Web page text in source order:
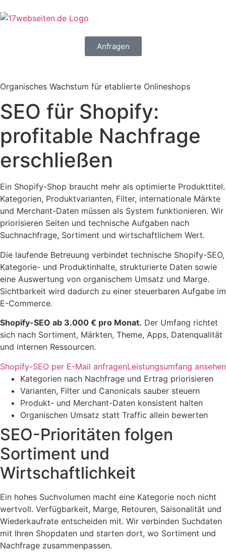
Anfragen
Organisches Wachstum für etablierte Onlineshops
SEO für Shopify:
profitable Nachfrage
erschließen
Ein Shopify-Shop braucht mehr als optimierte Produkttitel.
Kategorien, Produktvarianten, Filter, internationale Märkte
und Merchant-Daten müssen als System funktionieren. Wir
priorisieren Seiten und technische Aufgaben nach
Suchnachfrage, Sortiment und wirtschaftlichem Wert.
Die laufende Betreuung verbindet technische Shopify-SEO,
Kategorie- und Produktinhalte, strukturierte Daten sowie
eine Auswertung von organischem Umsatz und Marge.
Sichtbarkeit wird dadurch zu einer steuerbaren Aufgabe im
E-Commerce.
Shopify-SEO ab 3.000 € pro Monat. Der Umfang richtet
sich nach Sortiment, Märkten, Theme, Apps, Datenqualität
und internen Ressourcen.
Shopify-SEO per E-Mail anfragenLeistungsumfang ansehen
Kategorien nach Nachfrage und Ertrag priorisieren
Varianten, Filter und Canonicals sauber steuern
Produkt- und Merchant-Daten konsistent halten
Organischen Umsatz statt Traffic allein bewerten
SEO-Prioritäten folgen
Sortiment und
Wirtschaftlichkeit
Ein hohes Suchvolumen macht eine Kategorie noch nicht
wertvoll. Verfügbarkeit, Marge, Retouren, Saisonalität und
Wiederkaufrate entscheiden mit. Wir verbinden Suchdaten
mit Ihren Shopdaten und starten dort, wo Sortiment und
Nachfrage zusammenpassen.